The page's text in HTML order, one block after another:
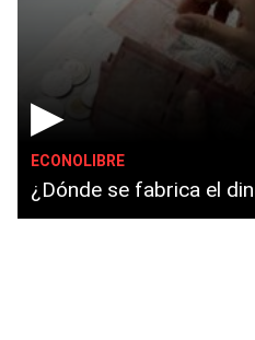
▶
ECONOLIBRE
¿Dónde se fabrica el